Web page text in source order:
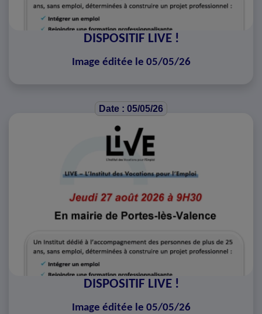
DISPOSITIF LIVE !
Image éditée le 05/05/26
Date : 05/05/26
DISPOSITIF LIVE !
Image éditée le 05/05/26